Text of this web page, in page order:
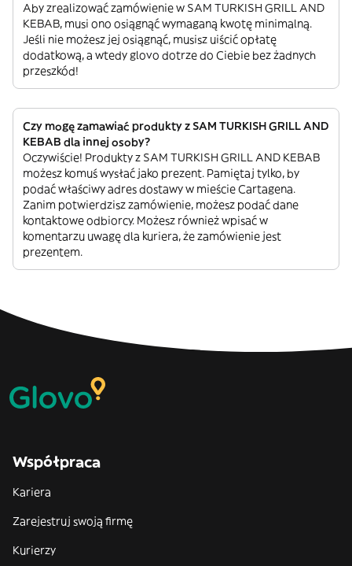
Aby zrealizować zamówienie w SAM TURKISH GRILL AND
KEBAB, musi ono osiągnąć wymaganą kwotę minimalną.
Jeśli nie możesz jej osiągnąć, musisz uiścić opłatę
dodatkową, a wtedy glovo dotrze do Ciebie bez żadnych
przeszkód!
Czy mogę zamawiać produkty z SAM TURKISH GRILL AND
KEBAB dla innej osoby?
Oczywiście! Produkty z SAM TURKISH GRILL AND KEBAB
możesz komuś wysłać jako prezent. Pamiętaj tylko, by
podać właściwy adres dostawy w mieście Cartagena.
Zanim potwierdzisz zamówienie, możesz podać dane
kontaktowe odbiorcy. Możesz również wpisać w
komentarzu uwagę dla kuriera, że zamówienie jest
prezentem.
Współpraca
Kariera
Zarejestruj swoją firmę
Kurierzy